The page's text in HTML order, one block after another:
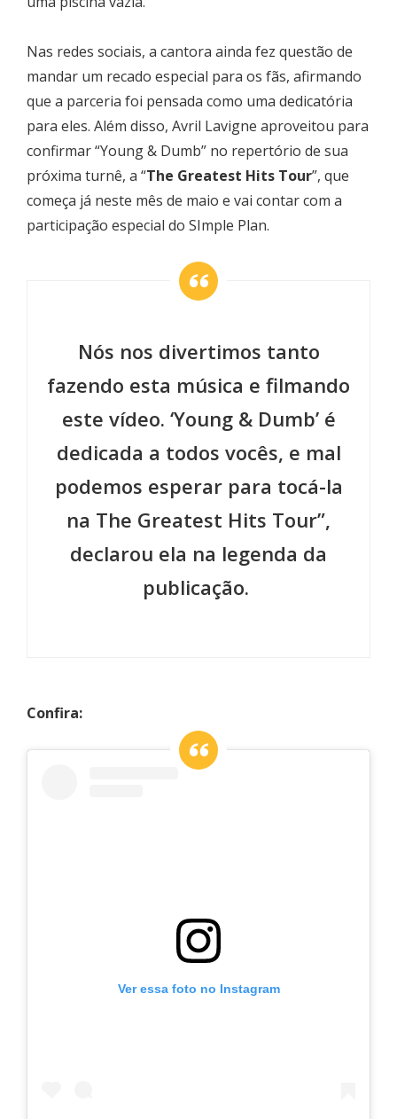
Nas redes sociais, a cantora ainda fez questão de
mandar um recado especial para os fãs, afirmando
que a parceria foi pensada como uma dedicatória
para eles. Além disso, Avril Lavigne aproveitou para
confirmar “Young & Dumb” no repertório de sua
próxima turnê, a “The Greatest Hits Tour”, que
começa já neste mês de maio e vai contar com a
participação especial do SImple Plan.
Nós nos divertimos tanto
fazendo esta música e filmando
este vídeo. ‘Young & Dumb’ é
dedicada a todos vocês, e mal
podemos esperar para tocá-la
na The Greatest Hits Tour”,
declarou ela na legenda da
publicação.
Confira:
Ver essa foto no Instagram